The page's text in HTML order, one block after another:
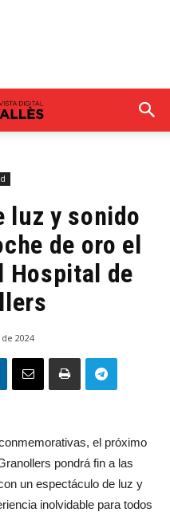
luz y sonido
de oro el
Hospital de
2024
el próximo
pondrá fin a las
un espectáculo de luz y
inolvidable para todos